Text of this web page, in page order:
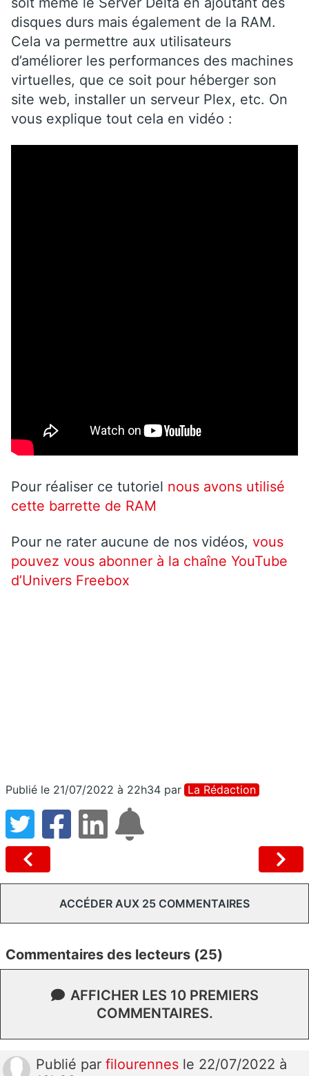
disques durs mais également de la RAM.
Cela va permettre aux utilisateurs
d’améliorer les performances des machines
virtuelles, que ce soit pour héberger son
site web, installer un serveur Plex, etc. On
vous explique tout cela en vidéo :
Pour réaliser ce tutoriel nous avons utilisé
cette barrette de RAM
Pour ne rater aucune de nos vidéos, vous
pouvez vous abonner à la chaîne YouTube
d’Univers Freebox
Publié le 21/07/2022 à 22h34 par La Rédaction
ACCÉDER AUX 25 COMMENTAIRES
Commentaires des lecteurs (25)
AFFICHER LES 10 PREMIERS
COMMENTAIRES.
Publié par filourennes le 22/07/2022 à